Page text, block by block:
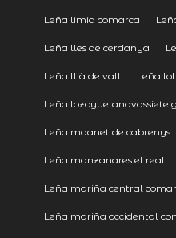
Leña limia comarca
Leña lles de cerdanya
Leña llià de vall Leña
Leña
Leña maanet de cabrenys
Leña manzanares el real
Leña mariña central
Leña mariña occidental